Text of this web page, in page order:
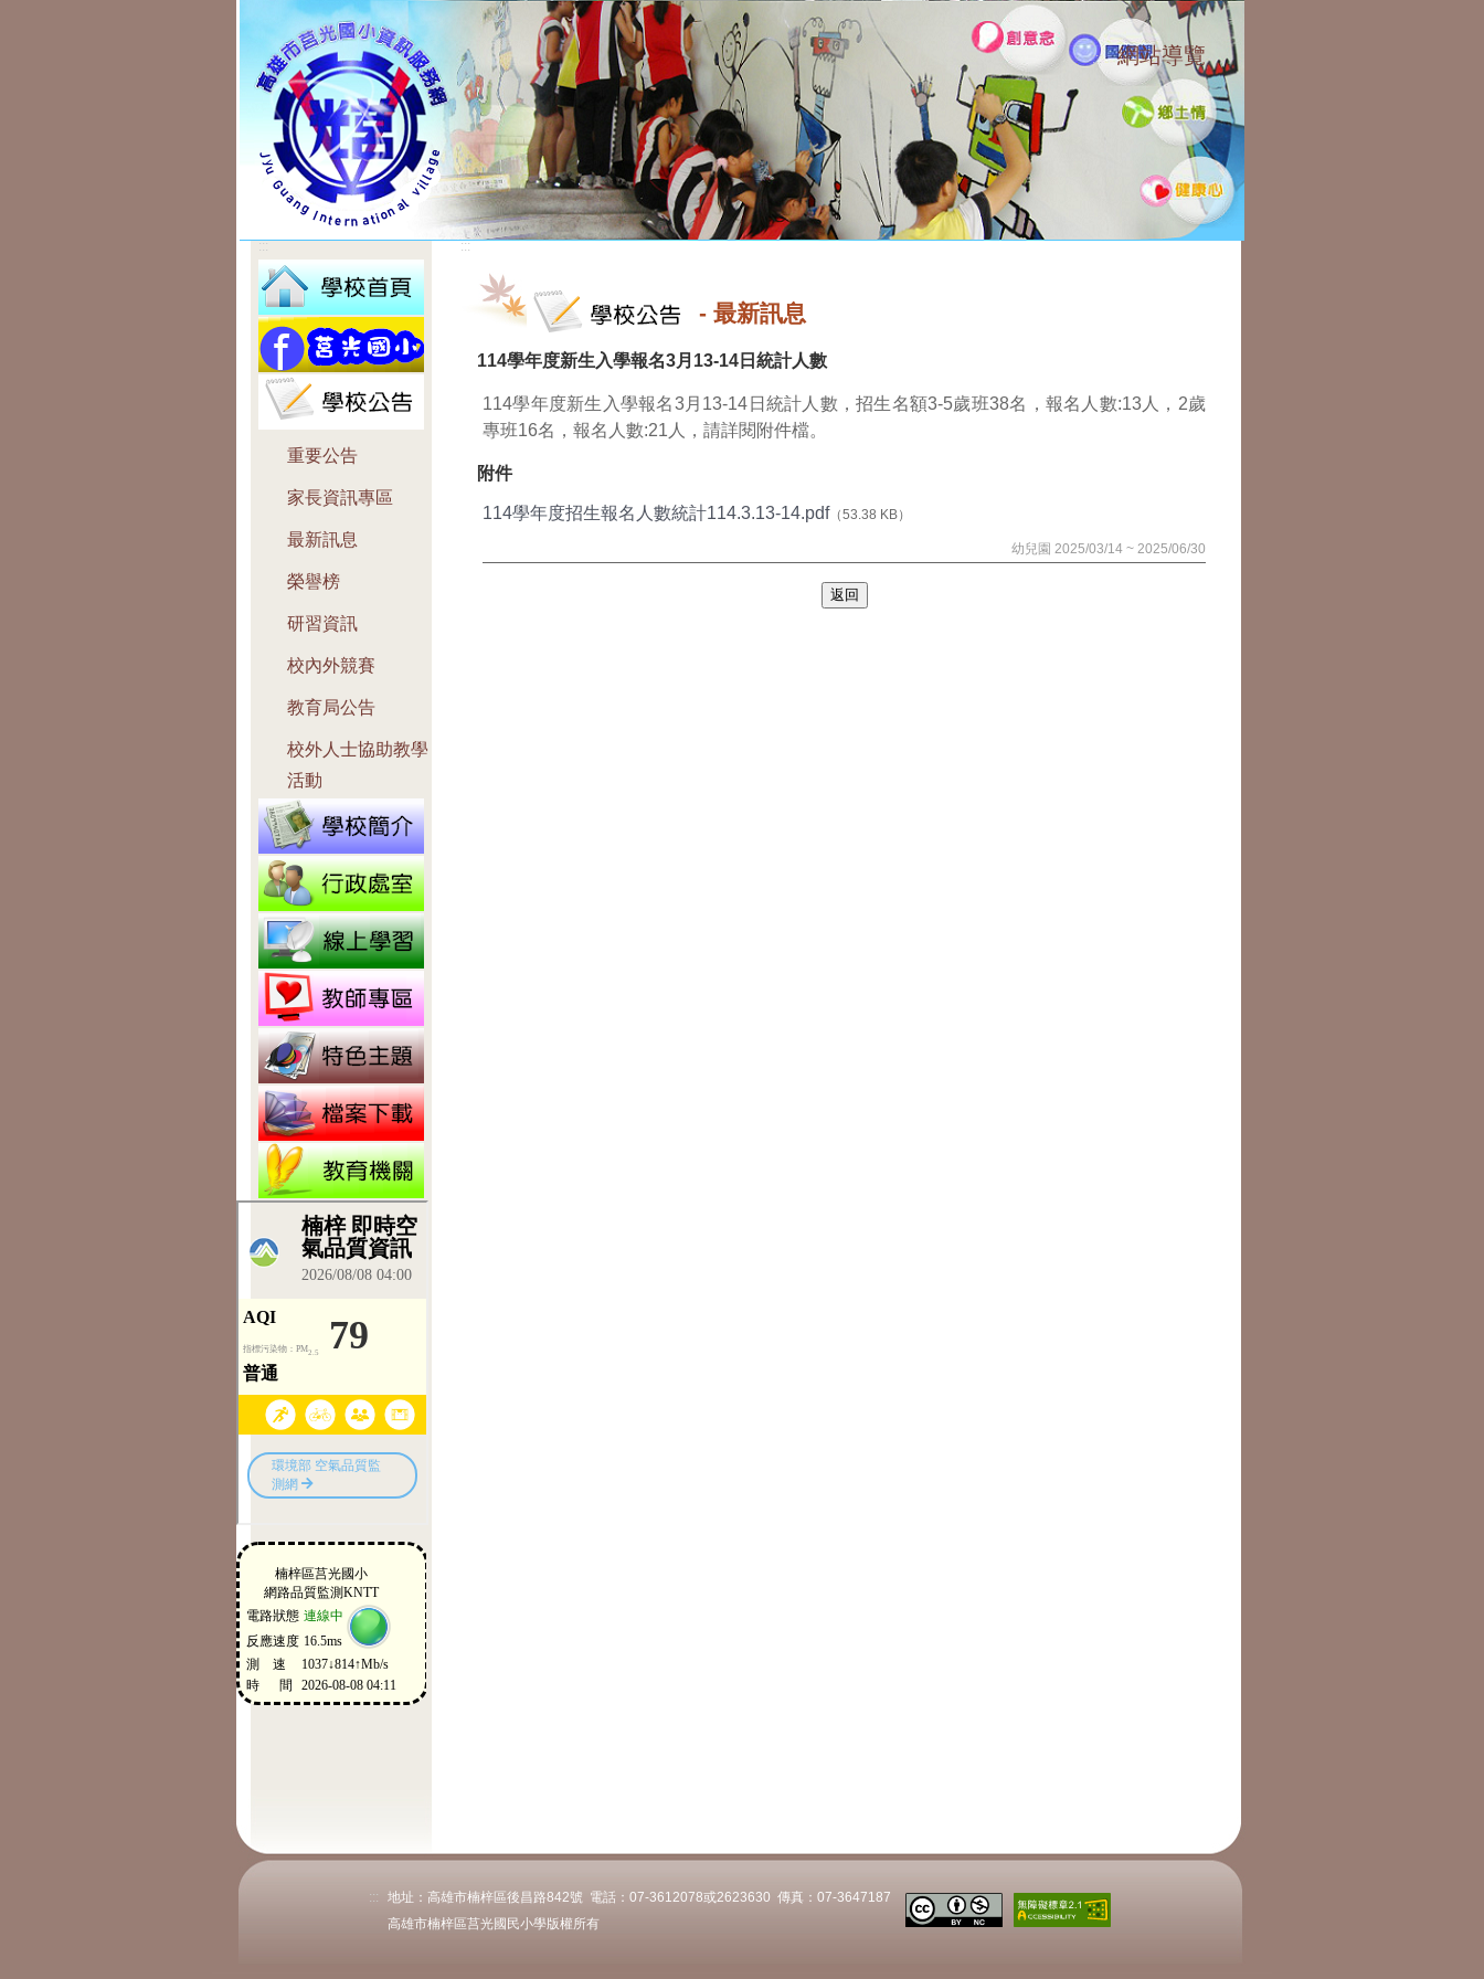
::: 網站導覽
:::
重要公告
家長資訊專區
最新訊息
榮譽榜
研習資訊
校內外競賽
教育局公告
校外人士協助教學
活動
:::
- 最新訊息
114學年度新生入學報名3月13-14日統計人數
114學年度新生入學報名3月13-14日統計人數，招生名額3-5歲班38名，報名人數:13人，2歲
專班16名，報名人數:21人，請詳閱附件檔。
附件
114學年度招生報名人數統計114.3.13-14.pdf（53.38 KB）
幼兒園 2025/03/14 ~ 2025/06/30
返回
:::
地址：高雄市楠梓區後昌路842號 電話：07-3612078或2623630 傳真：07-3647187
高雄市楠梓區莒光國民小學版權所有